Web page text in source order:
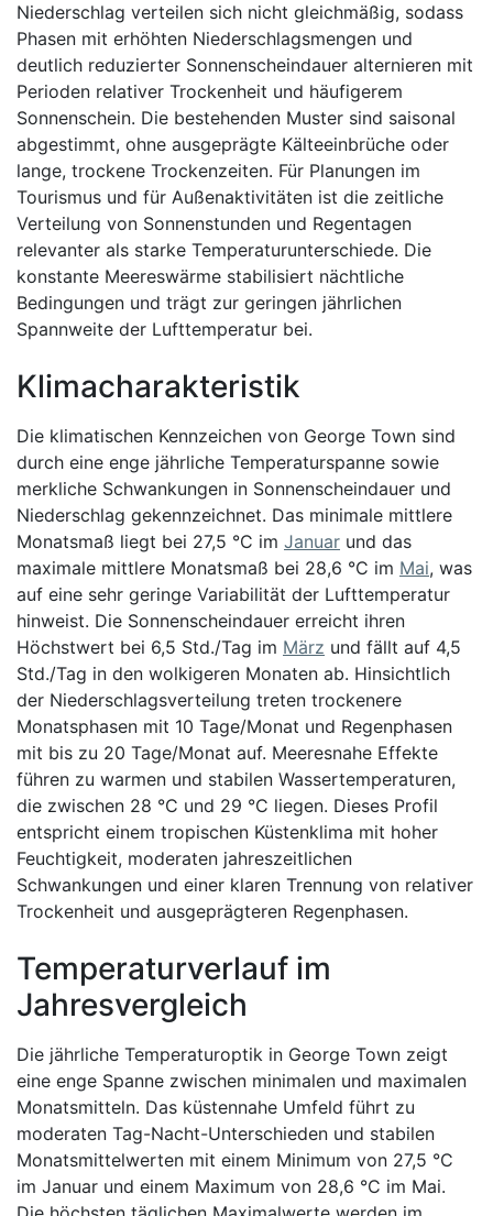
Niederschlag verteilen sich nicht gleichmäßig, sodass
Phasen mit erhöhten Niederschlagsmengen und
deutlich reduzierter Sonnenscheindauer alternieren mit
Perioden relativer Trockenheit und häufigerem
Sonnenschein. Die bestehenden Muster sind saisonal
abgestimmt, ohne ausgeprägte Kälteeinbrüche oder
lange, trockene Trockenzeiten. Für Planungen im
Tourismus und für Außenaktivitäten ist die zeitliche
Verteilung von Sonnenstunden und Regentagen
relevanter als starke Temperaturunterschiede. Die
konstante Meereswärme stabilisiert nächtliche
Bedingungen und trägt zur geringen jährlichen
Spannweite der Lufttemperatur bei.
Klimacharakteristik
Die klimatischen Kennzeichen von George Town sind
durch eine enge jährliche Temperaturspanne sowie
merkliche Schwankungen in Sonnenscheindauer und
Niederschlag gekennzeichnet. Das minimale mittlere
Monatsmaß liegt bei 27,5 °C im Januar und das
maximale mittlere Monatsmaß bei 28,6 °C im Mai, was
auf eine sehr geringe Variabilität der Lufttemperatur
hinweist. Die Sonnenscheindauer erreicht ihren
Höchstwert bei 6,5 Std./Tag im März und fällt auf 4,5
Std./Tag in den wolkigeren Monaten ab. Hinsichtlich
der Niederschlagsverteilung treten trockenere
Monatsphasen mit 10 Tage/Monat und Regenphasen
mit bis zu 20 Tage/Monat auf. Meeresnahe Effekte
führen zu warmen und stabilen Wassertemperaturen,
die zwischen 28 °C und 29 °C liegen. Dieses Profil
entspricht einem tropischen Küstenklima mit hoher
Feuchtigkeit, moderaten jahreszeitlichen
Schwankungen und einer klaren Trennung von relativer
Trockenheit und ausgeprägteren Regenphasen.
Temperaturverlauf im
Jahresvergleich
Die jährliche Temperaturoptik in George Town zeigt
eine enge Spanne zwischen minimalen und maximalen
Monatsmitteln. Das küstennahe Umfeld führt zu
moderaten Tag-Nacht-Unterschieden und stabilen
Monatsmittelwerten mit einem Minimum von 27,5 °C
im Januar und einem Maximum von 28,6 °C im Mai.